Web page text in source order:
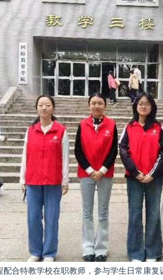
合特教学校在职教师，参与学生日常康